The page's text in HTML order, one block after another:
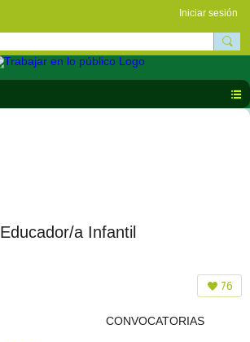
Iniciar sesión
Educador/a Infantil
76
CONVOCATORIAS